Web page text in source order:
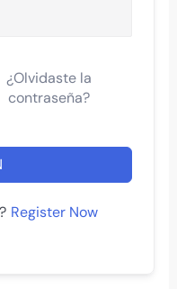
¿Olvidaste la
contraseña?
Register Now